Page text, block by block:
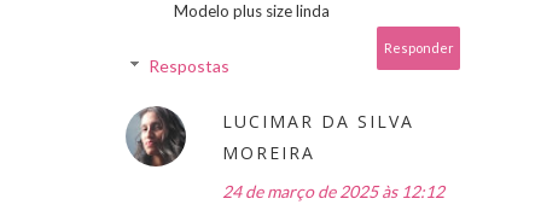
Modelo plus size linda
Responder
Respostas
LUCIMAR DA SILVA
MOREIRA
24 de março de 2025 às 12:12